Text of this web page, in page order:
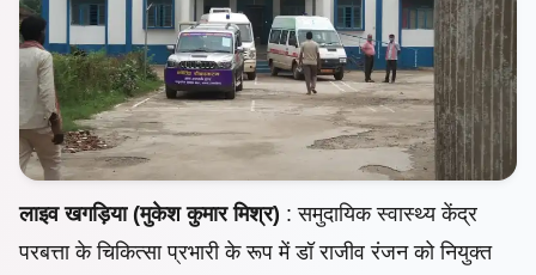
लाइव खगड़िया (मुकेश कुमार मिश्र) : समुदायिक स्वास्थ्य केंद्र
परबत्ता के चिकित्सा प्रभारी के रूप में डॉ राजीव रंजन को नियुक्त